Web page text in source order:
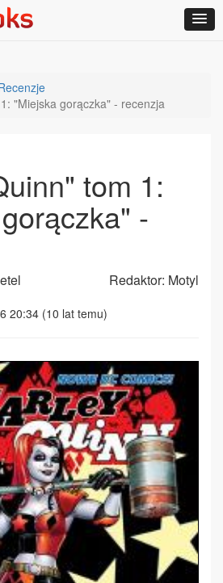
"Miejska gorączka" - recenzja
tom 1:
-
Redaktor: Motyl
20:34 (10 lat temu)